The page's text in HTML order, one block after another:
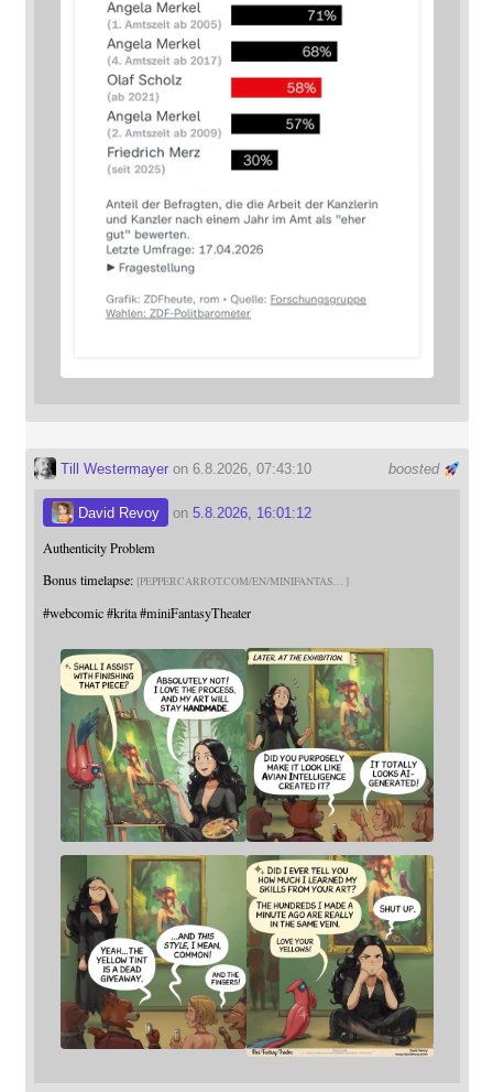
boosted
Till Westermayeron 6.8.2026, 07:43:10
David Revoy on 5.8.2026, 16:01:12
Authenticity Problem
Bonus timelapse: PEPPERCARROT.COM/EN/MINIFANTAS
#webcomic #krita #miniFantasyTheater